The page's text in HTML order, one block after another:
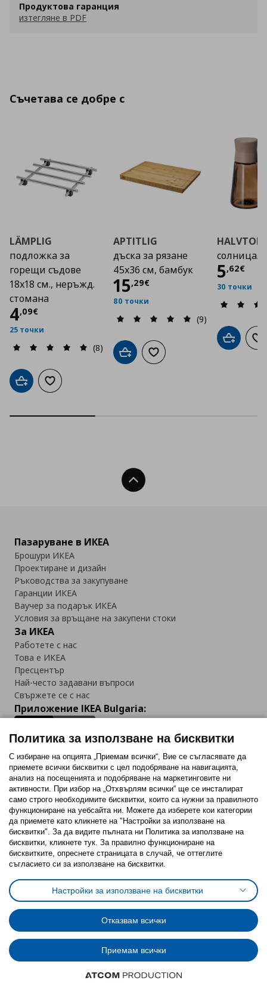
Продуктова гаранция
изтегляне в PDF
Съчетава се добре с
LÄMPLIG
подложка за
горещи съдове
18х18 см., неръжд.
стомана
4,09€
Цена
25 точки
(8)
Добави в кошницата
Добави към списъка с любими
APTITLIG
дъска за рязане
45x36 см, бамбук
15,29€
Цена
80 точки
(9)
Добави в кошницата
Добави към списъка с
HALVTOM
солница/
5,62€
Цена
30 точки
Добави
Нагоре
Пазаруване в ИКЕА
Брошури ИКЕА
Проектиране и дизайн
Ръководства за закупуване
Гаранции ИКЕА
Ваучер за подарък ИКЕА
Условия за връщане на закупени стоки
За ИКЕА
Работете с нас
Това е ИКЕА
Пресцентър
Най-често задавани въпроси
Свържете се с нас
Приложение IKEA Bulgaria:
Последвайте ни:
FacebookTwitterYoutubePinterestInstagram
Политика за използване на бисквитки (Cookies)
Избор на настройки за използване на бисквитки
Условия за ползване на ikea.bgОбща политика за личните данни
Политика за защита на личните данни на ikea.bg
Общи условия на програма IKEA Family
Политика за защита на лични данни на програма IKEA Family
© Inter-IKEA Systems B.V. 1999 - 2025
Политика за използване на бисквитки
С избиране на опцията „Приемам всички“, Вие се съгласявате да
приемете всички бисквитки с цел подобряване на навигацията,
анализ на посещенията и подобряване на маркетинговите ни
активности. При избор на „Отхвърлям всички“ ще се инсталират
само строго необходимитe бисквитки, които са нужни за правилното
функциониране на уебсайта ни. Можете да изберете кои категории
да приемете като кликнете на "Настройки за използване на
бисквитки". За да видите пълната ни Политика за използване на
бисквитки, кликнете тук. За правилно функциониране на
бисквитките, опреснете страницата в случай, че оттеглите
съгласието си за използване на бисквитки.
Настройки за използване на бисквитки
Отказвам всички
Приемам всички